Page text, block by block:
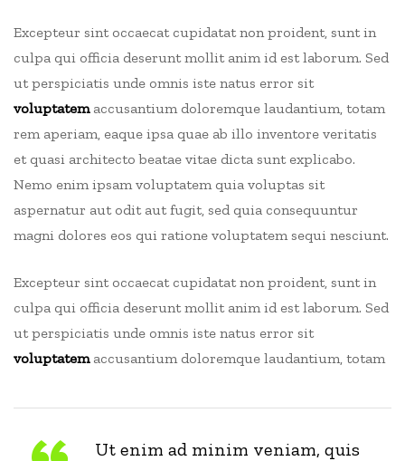
Excepteur sint occaecat cupidatat non proident, sunt in
culpa qui officia deserunt mollit anim id est laborum. Sed
ut perspiciatis unde omnis iste natus error sit
voluptatemaccusantium doloremque laudantium, totam
rem aperiam, eaque ipsa quae ab illo inventore veritatis
et quasi architecto beatae vitae dicta sunt explicabo.
Nemo enim ipsam voluptatem quia voluptas sit
aspernatur aut odit aut fugit, sed quia consequuntur
magni dolores eos qui ratione voluptatem sequi nesciunt.
Excepteur sint occaecat cupidatat non proident, sunt in
culpa qui officia deserunt mollit anim id est laborum. Sed
ut perspiciatis unde omnis iste natus error sit
voluptatemaccusantium doloremque laudantium, totam
Ut enim ad minim veniam, quis